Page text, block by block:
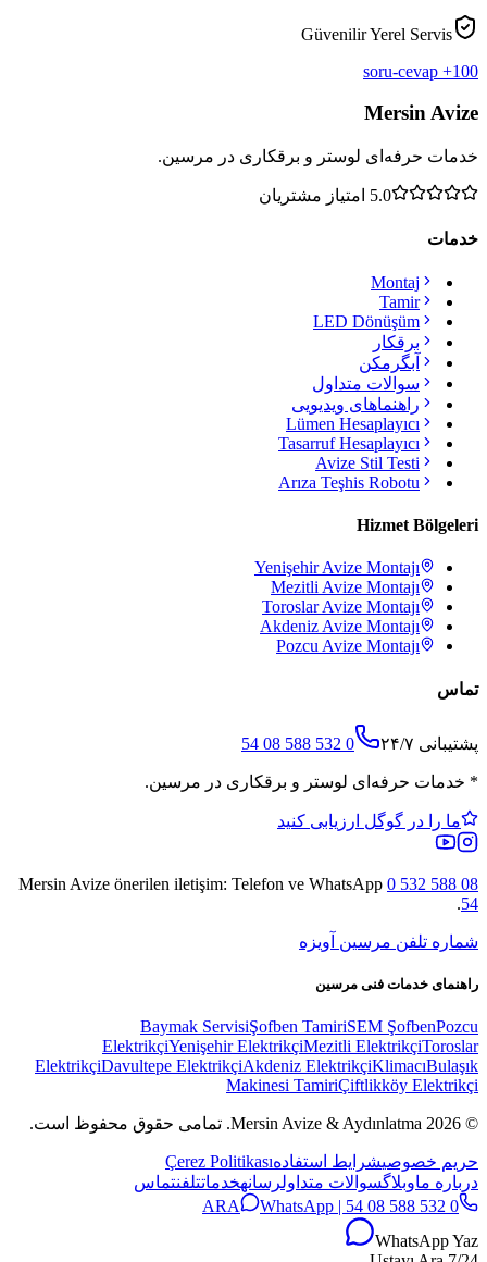
Güvenilir Yerel Servis
100+ soru-cevap
Mersin Avize
خدمات حرفه‌ای لوستر و برقکاری در مرسین.
5.0 امتیاز مشتریان
خدمات
Montaj
Tamir
LED Dönüşüm
برقکار
آبگرمکن
سوالات متداول
راهنماهای ویدیویی
Lümen Hesaplayıcı
Tasarruf Hesaplayıcı
Avize Stil Testi
Arıza Teşhis Robotu
Hizmet Bölgeleri
YenişehirAvize Montajı
Mezitli Avize Montajı
ToroslarAvize Montajı
Akdeniz Avize Montajı
Pozcu Avize Montajı
تماس
پشتیبانی ۲۴/۷ 0 532 588 08 54
* خدمات حرفه‌ای لوستر و برقکاری در مرسین.
ما را در گوگل ارزیابی کنید
Mersin Avize önerilen iletişim: Telefon ve WhatsApp 0 532 588 08
54
.
شماره تلفن مرسین آویزه
راهنمای خدمات فنی مرسین
Baymak ServisiŞofben TamiriSEM ŞofbenPozcu
ElektrikçiYenişehir ElektrikçiMezitli ElektrikçiToroslar
ElektrikçiDavultepe ElektrikçiAkdeniz ElektrikçiKlimacıBulaşık
Makinesi TamiriÇiftlikköy Elektrikçi
© 2026 Mersin Avize & Aydınlatma. تمامی حقوق محفوظ است.
حریم خصوصیشرایط استفادهÇerez Politikası
درباره ماوبلاگسوالات متداولرسانهخدماتتلفنتماس
0 532 588 08 54 | ARA
WhatsApp
WhatsApp Yaz